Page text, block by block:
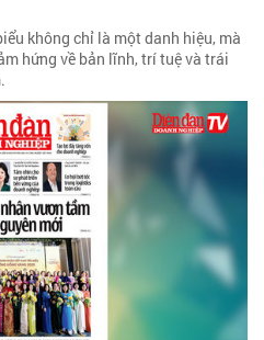
không chỉ là một danh hiệu, mà
hứng về bản lĩnh, trí tuệ và trái